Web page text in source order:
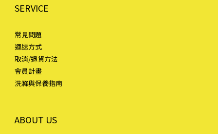
SERVICE
常見問題
運送方式
取消/退貨方法
會員計畫
洗滌與保養指南
ABOUT US